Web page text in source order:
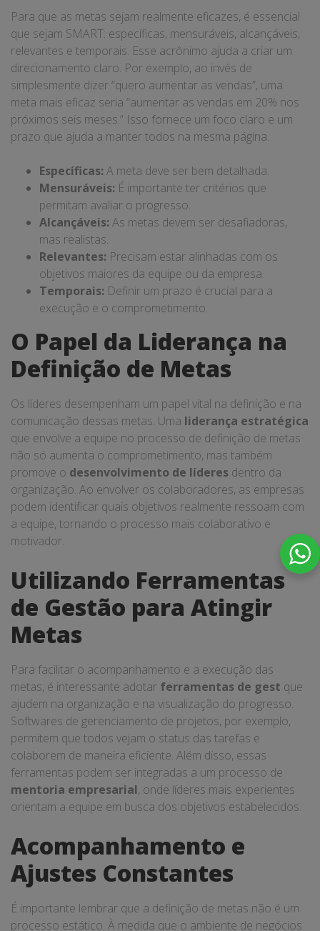
Para que as metas sejam realmente eficazes, é essencial
que sejam SMART: específicas, mensuráveis, alcançáveis,
relevantes e temporais. Esse acrônimo ajuda a criar um
direcionamento claro. Por exemplo, ao invés de
simplesmente dizer “quero aumentar as vendas”, uma
meta mais eficaz seria “aumentar as vendas em 20% nos
próximos seis meses.” Isso fornece um foco claro e um
prazo que ajuda a manter todos na mesma página.
Específicas: A meta deve ser bem detalhada.
Mensuráveis: É importante ter critérios que
permitam avaliar o progresso.
Alcançáveis: As metas devem ser desafiadoras,
mas realistas.
Relevantes: Precisam estar alinhadas com os
objetivos maiores da equipe ou da empresa.
Temporais: Definir um prazo é crucial para a
execução e o comprometimento.
O Papel da Liderança na
Definição de Metas
Os líderes desempenham um papel vital na definição e na
comunicação dessas metas. Uma liderança estratégica
que envolve a equipe no processo de definição de metas
não só aumenta o comprometimento, mas também
promove o desenvolvimento de líderes dentro da
organização. Ao envolver os colaboradores, as empresas
podem identificar quais objetivos realmente ressoam com
a equipe, tornando o processo mais colaborativo e
motivador.
Utilizando Ferramentas
de Gestão para Atingir
Metas
Para facilitar o acompanhamento e a execução das
metas, é interessante adotar ferramentas de gest que
ajudem na organização e na visualização do progresso.
Softwares de gerenciamento de projetos, por exemplo,
permitem que todos vejam o status das tarefas e
colaborem de maneira eficiente. Além disso, essas
ferramentas podem ser integradas a um processo de
mentoria empresarial, onde líderes mais experientes
orientam a equipe em busca dos objetivos estabelecidos.
Acompanhamento e
Ajustes Constantes
É importante lembrar que a definição de metas não é um
processo estático. À medida que o ambiente de negócios